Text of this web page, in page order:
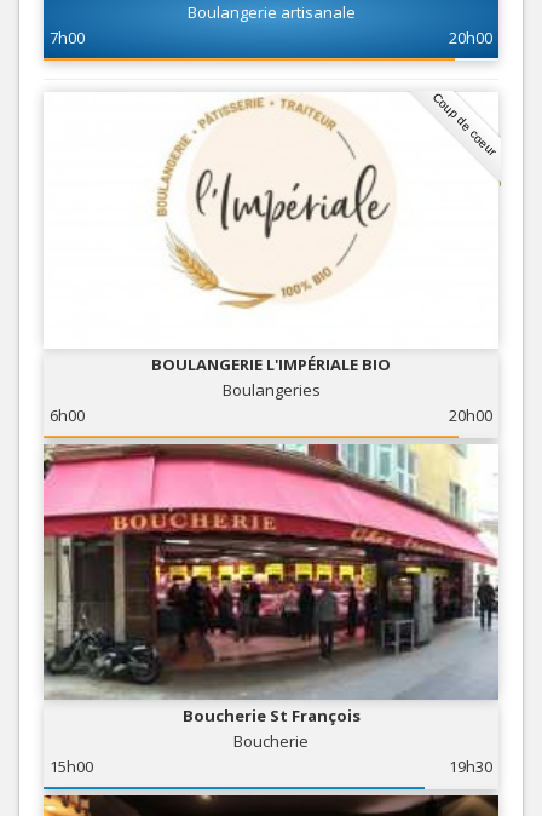
Boulangerie artisanale
7h00
20h00
Coup de coeur
BOULANGERIE L'IMPÉRIALE BIO
Boulangeries
6h00
20h00
Boucherie St François
Boucherie
15h00
19h30